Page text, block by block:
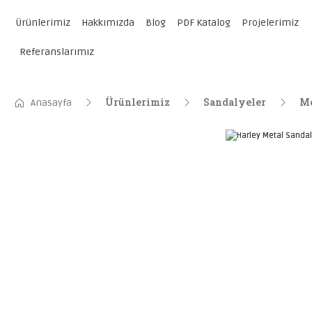
Ürünlerimiz Hakkımızda Blog PDF Katalog Projelerimiz
Referanslarımız
Anasayfa Ürünlerimiz Sandalyeler